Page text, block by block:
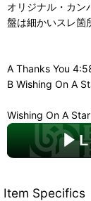
オリジナル・カン
盤は細かいスレ箇
A Thanks You
B Wishing On A
Wishing On A
Item Specifics